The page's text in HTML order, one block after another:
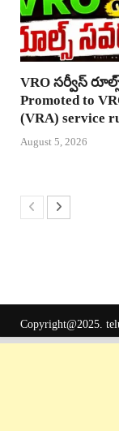
VRO సర్వీస్
Promoted to
(VRA) service
August 5, 2026
Copyright@2025.